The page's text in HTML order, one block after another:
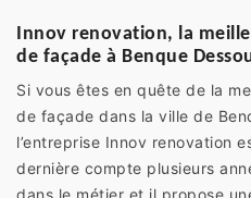
Innov renovation, la
de façade à Benque
Si vous êtes en quête de la
de façade dans la ville de
l’entreprise Innov renovation
dernière compte plusieurs